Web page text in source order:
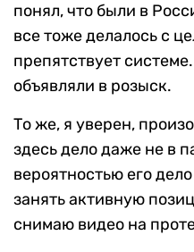
понял, что были в
все тоже делалось с
препятствует
объявляли в розыск.
То же, я уверен,
здесь дело даже не в
вероятностью его
занять активную
снимаю видео на